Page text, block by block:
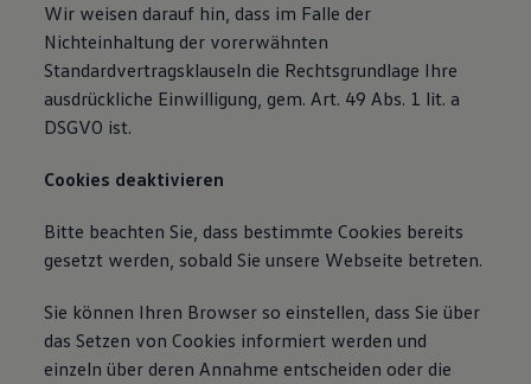
Wir weisen darauf hin, dass im Falle der
Nichteinhaltung der vorerwähnten
Standardvertragsklauseln die Rechtsgrundlage Ihre
ausdrückliche Einwilligung, gem. Art. 49 Abs. 1 lit. a
DSGVO ist.
Cookies deaktivieren
Bitte beachten Sie, dass bestimmte Cookies bereits
gesetzt werden, sobald Sie unsere Webseite betreten.
Sie können Ihren Browser so einstellen, dass Sie über
das Setzen von Cookies informiert werden und
einzeln über deren Annahme entscheiden oder die